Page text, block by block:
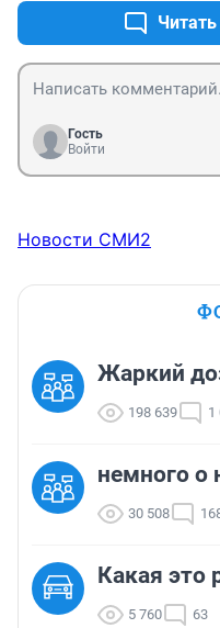
Гость
Войти
Новости СМИ2
Жаркий
198 639 1
немного о
30 508
Какая это
5 760 63